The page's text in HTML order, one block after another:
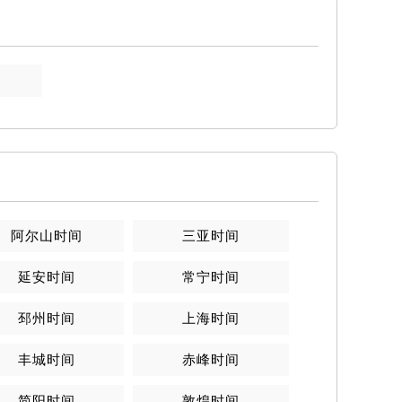
阿尔山时间 三亚时间
延安时间 常宁时间
邳州时间 上海时间
丰城时间 赤峰时间